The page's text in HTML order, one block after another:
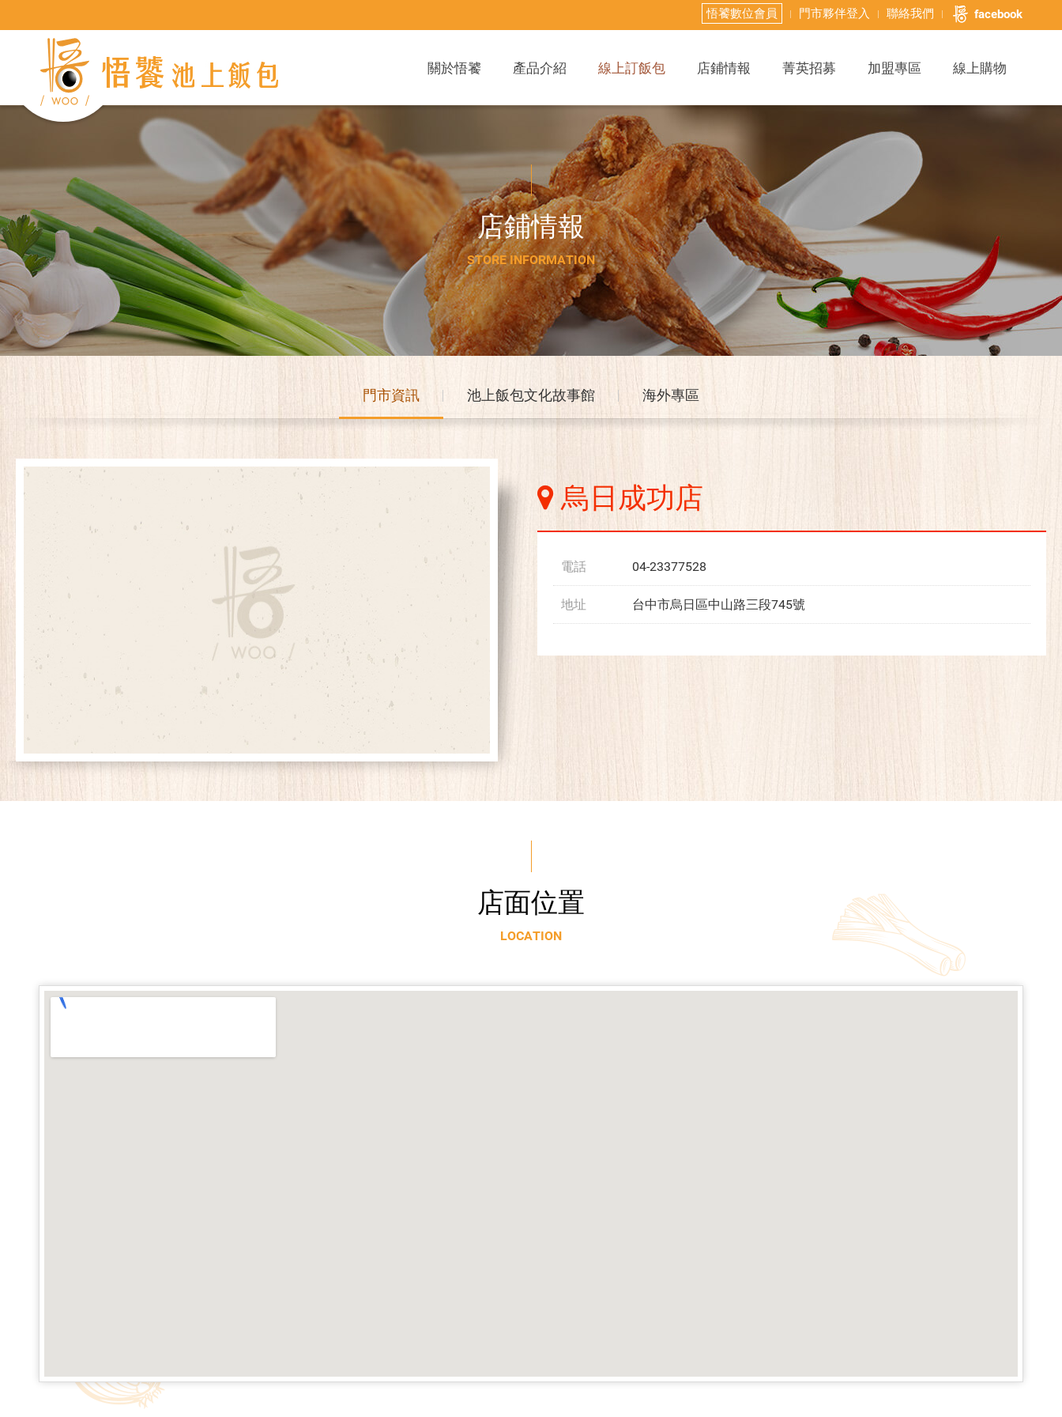
悟饕數位會員 門市夥伴登入 聯絡我們 facebook
關於悟饕 產品介紹 線上訂飯包 店鋪情報 菁英招募 加盟專區 線上購物
店鋪情報
STORE INFORMATION
門市資訊 池上飯包文化故事館 海外專區
烏日成功店
電話 04-23377528
地址 台中市烏日區中山路三段745號
店面位置
LOCATION